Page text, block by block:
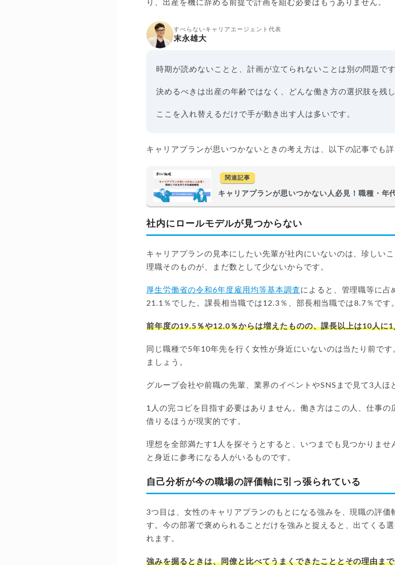
り、出産を機に辞める前提で計画を組む必要はもうありません。
すべらないキャリアエージェント代表
末永雄大
時期が読めないことと、計画が立てられないことは別の問題です
決めるべきは出産の年齢ではなく、どんな働き方の選択肢を残
ここを入れ替えるだけで手が動き出す人は多いです。
キャリアプランが思いつかないときの考え方は、以下の記事でも詳
関連記事
キャリアプランが思いつかない人必見！職種・年
社内にロールモデルが見つからない
キャリアプランの見本にしたい先輩が社内にいないのは、珍しい
理職そのものが、まだ数として少ないからです。
厚生労働省の令和6年度雇用均等基本調査によると、管理職等に占
21.1％でした。課長相当職では12.3％、部長相当職では8.7％です
前年度の19.5％や12.0％からは増えたものの、課長以上は10人に
同じ職種で5年10年先を行く女性が身近にいないのは当たり前で
ましょう。
グループ会社や前職の先輩、業界のイベントやSNSまで見て3人ほ
1人の完コピを目指す必要はありません。働き方はこの人、仕事の
借りるほうが現実的です。
理想を全部満たす1人を探そうとすると、いつまでも見つかりませ
と身近に参考になる人がいるものです。
自己分析が今の職場の評価軸に引っ張られている
3つ目は、女性のキャリアプランのもとになる強みを、現職の評価
す。今の部署で褒められることだけを強みと捉えると、出てくる
れます。
強みを掘るときは、同僚と比べてうまくできたこととその理由ま